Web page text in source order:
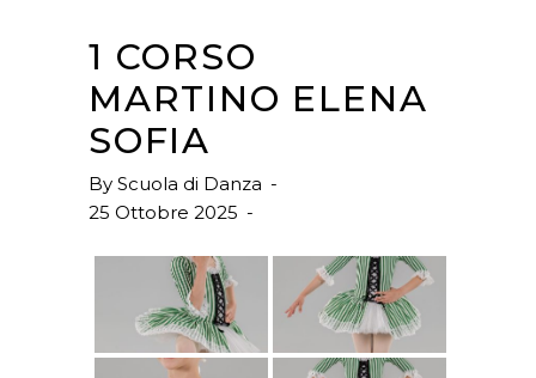
1 CORSO
MARTINO ELENA
SOFIA
By Scuola di Danza
25 Ottobre 2025